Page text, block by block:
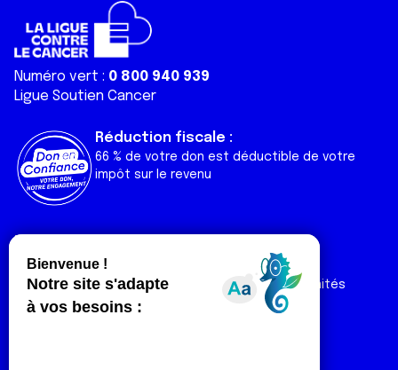
Numéro vert : 0 800 940 939
Ligue Soutien Cancer
Réduction fiscale :
66 % de votre don est déductible de votre
impôt sur le revenu
Liens utiles
Nos actualités
Nos publications
Contact
Espace Ligue & comités
Espace chercheur